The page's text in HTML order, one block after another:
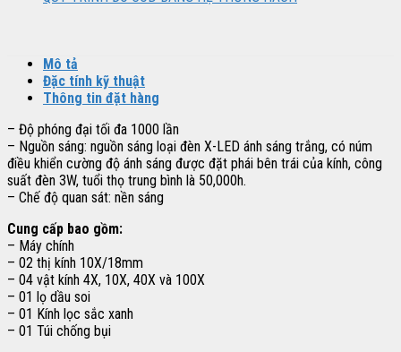
Mô tả
Đặc tính kỹ thuật
Thông tin đặt hàng
– Độ phóng đại tối đa 1000 lần
– Nguồn sáng: nguồn sáng loại đèn X-LED ánh sáng trắng, có núm
điều khiển cường độ ánh sáng được đặt phái bên trái của kính, công
suất đèn 3W, tuổi thọ trung bình là 50,000h.
– Chế độ quan sát: nền sáng
Cung cấp bao gồm:
– Máy chính
– 02 thị kính 10X/18mm
– 04 vật kính 4X, 10X, 40X và 100X
– 01 lọ dầu soi
– 01 Kính lọc sắc xanh
– 01 Túi chống bụi